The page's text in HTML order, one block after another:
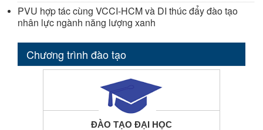
PVU hợp tác cùng VCCI-HCM và DI thúc đẩy đào tạo
nhân lực ngành năng lượng xanh
Chương trình đào tạo
ĐÀO TẠO ĐẠI HỌC